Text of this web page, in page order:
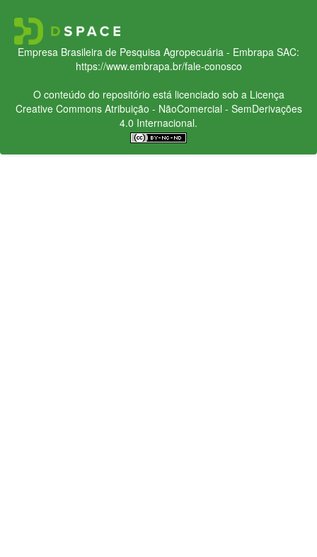
Empresa Brasileira de Pesquisa Agropecuária - Embrapa SAC:
https://www.embrapa.br/fale-conosco
O conteúdo do repositório está licenciado sob a Licença
Creative CommonsAtribuição - NãoComercial - SemDerivações
4.0 Internacional.